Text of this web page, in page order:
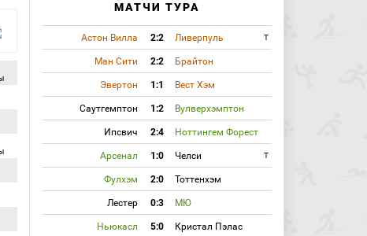
МАТЧИ ТУРА
Астон Вилла 2:2 Ливерпуль T
Ман Сити 2:2 Брайтон
Эвертон 1:1 Вест Хэм
Саутгемптон 1:2 Вулверхэмптон
Ипсвич 2:4 Ноттингем Форест
Арсенал 1:0 Челси T
Фулхэм 2:0 Тоттенхэм
Лестер 0:3 МЮ
Ньюкасл 5:0 Кристал Пэлас